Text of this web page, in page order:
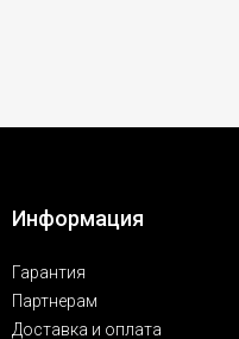
Информация
Гарантия
Партнерам
Доставка и оплата